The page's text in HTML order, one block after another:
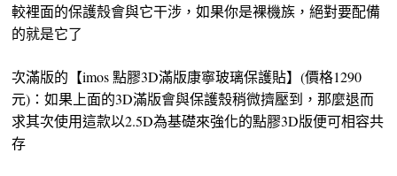
較裡面的保護殼會與它干涉，如果你是裸機族，絕對要配備
的就是它了
次滿版的【imos 點膠3D滿版康寧玻璃保護貼】(價格1290
元)：如果上面的3D滿版會與保護殼稍微擠壓到，那麼退而
求其次使用這款以2.5D為基礎來強化的點膠3D版便可相容共
存